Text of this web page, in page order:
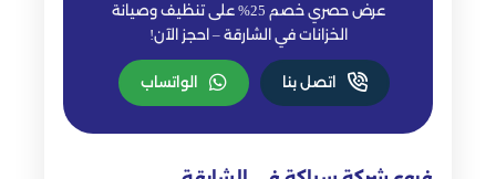
عرض حصري خصم 25% على تنظيف وصيانة
الخزانات في الشارقة – احجز الآن!
اتصل بنا الواتساب